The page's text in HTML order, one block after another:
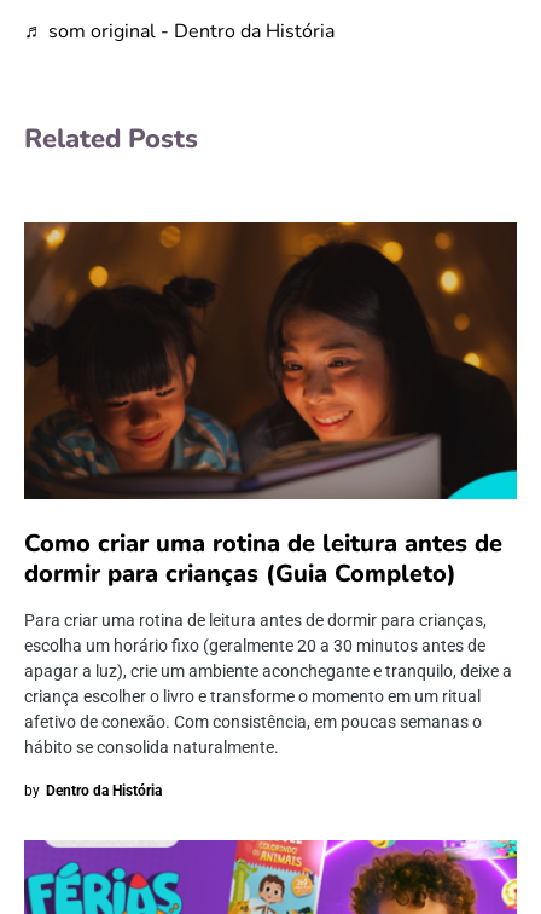
♬ som original - Dentro da História
Related Posts
Como criar uma rotina de leitura antes de
dormir para crianças (Guia Completo)
Para criar uma rotina de leitura antes de dormir para crianças,
escolha um horário fixo (geralmente 20 a 30 minutos antes de
apagar a luz), crie um ambiente aconchegante e tranquilo, deixe a
criança escolher o livro e transforme o momento em um ritual
afetivo de conexão. Com consistência, em poucas semanas o
hábito se consolida naturalmente.
by Dentro da História